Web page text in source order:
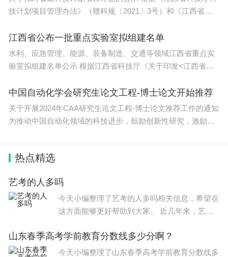
技计划项目管理办法》（赣科规〔2021〕3号）和《江西省科
江西省公布一批重点实验室拟组建名单
水利、应急管理、能源、装备制造、交通等领域江西省重点实
验室拟组建名单公示 根据江西省科技厅《关于印发<江西省重
中国自动化学会研究生论文工程-博士论文开始推荐
关于开展2024年CAA研究生论文工程-博士论文推荐工作的通知
为推动中国自动化领域的科技进步，鼓励创新性研究，激励自
热点精选
艺考的人多吗
今天小编整理了艺考的人多吗相关信息，希望在
这方面能够更好帮助到大家。 近几年来，艺考
增加。 从2002年我国初步形成艺考热起，全国
参加艺考的人数
山东春季高考学前教育分数线多少分啊？
今天小编整理了山东春季高考学前教育分数线多